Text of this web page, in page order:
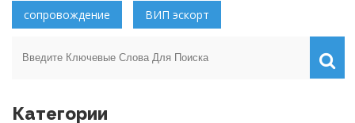
сопровождение ВИП эскорт
Категории